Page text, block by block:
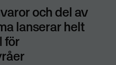
och del av
lanserar helt
för